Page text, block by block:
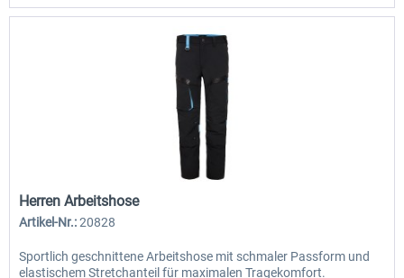
Herren Arbeitshose
Artikel-Nr.:20828
Sportlich geschnittene Arbeitshose mit schmaler Passform und
elastischem Stretchanteil für maximalen Tragekomfort.